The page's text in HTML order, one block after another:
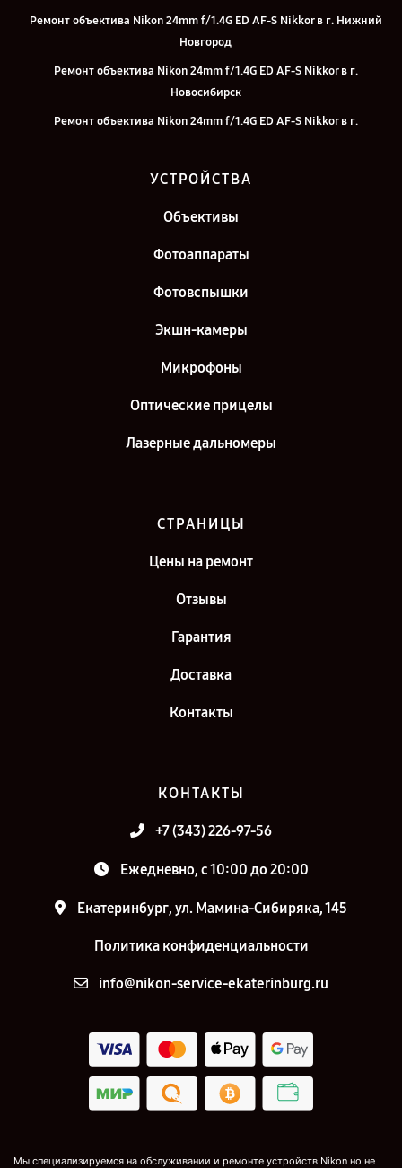
Ремонт объектива Nikon 24mm f/1.4G ED AF-S Nikkor в г. Нижний
Новгород
Ремонт объектива Nikon 24mm f/1.4G ED AF-S Nikkor в г.
Новосибирск
Ремонт объектива Nikon 24mm f/1.4G ED AF-S Nikkor в г.
Ремонт объектива Nikon 24mm f/1.4G ED AF-S Nikkor в г. Казань
Петербург
УСТРОЙСТВА
Объективы
Фотоаппараты
Фотовспышки
Экшн-камеры
Микрофоны
Оптические прицелы
Лазерные дальномеры
СТРАНИЦЫ
Цены на ремонт
Отзывы
Гарантия
Доставка
Контакты
КОНТАКТЫ
+7 (343) 226-97-56
Ежедневно, с 10:00 до 20:00
Екатеринбург, ул. Мамина-Сибиряка, 145
Политика конфиденциальности
info@nikon-service-ekaterinburg.ru
Мы специализируемся на обслуживании и ремонте устройств Nikon но не